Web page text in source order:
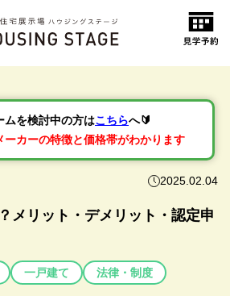
ムを検討中の方はこちらへ🔰
ーカーの特徴と価格帯がわかります
2025.02.04
メリット・デメリット・認定申
一戸建て
法律・制度